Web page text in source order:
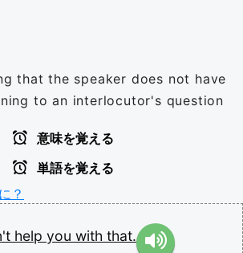
that the speaker does not have
to an interlocutor's question
意味を覚える
単語を覚える
？
help you with that.